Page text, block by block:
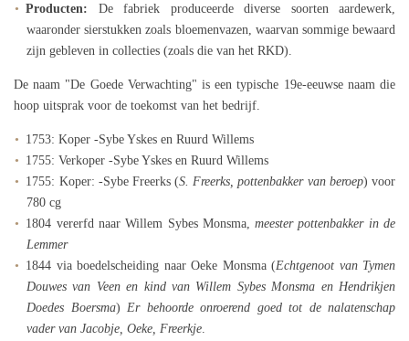
Producten:
De fabriek produceerde diverse soorten aardewerk,
waaronder sierstukken zoals bloemenvazen, waarvan sommige bewaard
zijn gebleven in collecties (zoals die van het RKD).
De naam "De Goede Verwachting" is een typische 19e-eeuwse naam die
hoop uitsprak voor de toekomst van het bedrijf.
1753: Koper -Sybe Yskes en Ruurd Willems
1755: Verkoper -Sybe Yskes en Ruurd Willems
1755: Koper: -Sybe Freerks (S. Freerks, pottenbakker van beroep) voor
780 cg
1804 vererfd naar Willem Sybes Monsma,meester pottenbakker in de
Lemmer
1844 via boedelscheiding naar Oeke Monsma (Echtgenoot van Tymen
Douwes van Veen en kind van Willem Sybes Monsma en Hendrikjen
Doedes Boersma) Er behoorde onroerend goed tot de nalatenschap
vader van Jacobje, Oeke, Freerkje